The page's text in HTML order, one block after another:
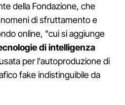
della Fondazione, che
di sfruttamento e
online, "cui si aggiunge
di intelligenza
per l'autoproduzione di
fake indistinguibile da